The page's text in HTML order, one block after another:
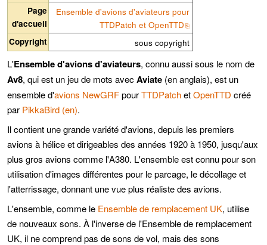
Page
d'accueil
Ensemble d'avions d'aviateurs pour
TTDPatch et OpenTTD
Copyright
sous copyright
L'Ensemble d'avions d'aviateurs, connu aussi sous le nom de
Av8, qui est un jeu de mots avec Aviate (en anglais), est un
ensemble d'avions NewGRFpourTTDPatchetOpenTTD créé
par PikkaBird (en).
Il contient une grande variété d'avions, depuis les premiers
avions à hélice et dirigeables des années 1920 à 1950, jusqu'aux
plus gros avions comme l'A380. L'ensemble est connu pour son
utilisation d'images différentes pour le parcage, le décollage et
l'atterrissage, donnant une vue plus réaliste des avions.
L'ensemble, comme le Ensemble de remplacement UK, utilise
de nouveaux sons. À l'inverse de l'Ensemble de remplacement
UK, il ne comprend pas de sons de vol, mais des sons